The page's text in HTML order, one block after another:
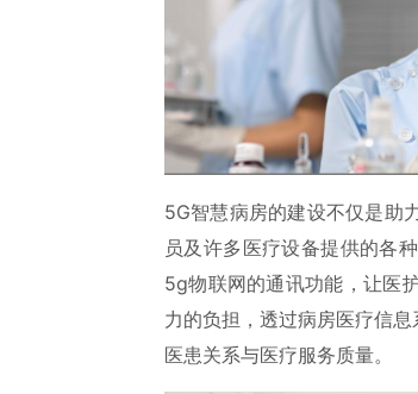
5G智慧病房的建设不仅是助
员及许多医疗设备提供的各
5g物联网的通讯功能，让医
力的负担，透过病房医疗信
医患关系与医疗服务质量。